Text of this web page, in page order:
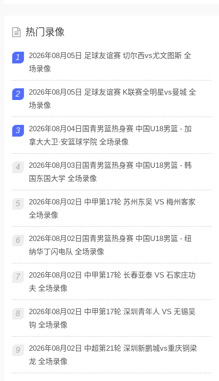
热门录像
1
2026年08月05日 足球友谊赛 切尔西vs尤文图斯 全
场录像
2
2026年08月05日 足球友谊赛 K联赛全明星vs曼城 全
场录像
3
2026年08月04日国青男篮热身赛 中国U18男篮 - 加
拿大大卫·安篮球学院 全场录像
4
2026年08月03日国青男篮热身赛 中国U18男篮 - 韩
国东国大学 全场录像
5
2026年08月02日 中甲第17轮 苏州东吴 VS 梅州客家
全场录像
6
2026年08月02日国青男篮热身赛 中国U18男篮 - 纽
纳华丁闪电队 全场录像
7
2026年08月02日 中甲第17轮 长春亚泰 VS 石家庄功
夫 全场录像
8
2026年08月02日 中甲第17轮 深圳青年人 VS 无锡吴
钩 全场录像
9
2026年08月02日 中超第21轮 深圳新鹏城vs重庆铜梁
龙 全场录像